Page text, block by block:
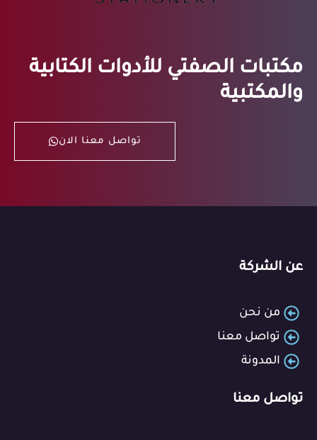
مكتبات الصفتي للأدوات الكتابية
والمكتبية
تواصل معنا الان
عن الشركة
من نحن
تواصل معنا
المدونة
تواصل معنا